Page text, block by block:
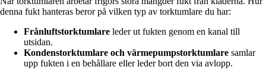
denna fukt hanteras beror på vilken typ av torktumlare du har:
Frånluftstorktumlare leder ut fukten genom en kanal till
utsidan.
Kondenstorktumlare och värmepumpstorktumlare samlar
upp fukten i en behållare eller leder bort den via avlopp.